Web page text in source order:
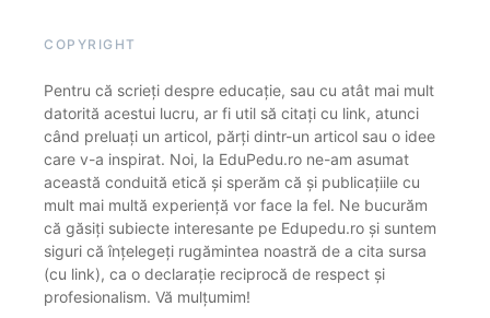
COPYRIGHT
Pentru că scrieți despre educație, sau cu atât mai mult
datorită acestui lucru, ar fi util să citați cu link, atunci
când preluați un articol, părți dintr-un articol sau o idee
care v-a inspirat. Noi, la EduPedu.ro ne-am asumat
această conduită etică și sperăm că și publicațiile cu
mult mai multă experiență vor face la fel. Ne bucurăm
că găsiți subiecte interesante pe Edupedu.ro și suntem
siguri că înțelegeți rugămintea noastră de a cita sursa
(cu link), ca o declarație reciprocă de respect și
profesionalism. Vă mulțumim!